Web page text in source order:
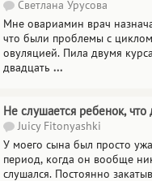
Светлана Урусова
Мне овариамин врач
что были проблемы с
овуляцией. Пила двумя
двадцать ...
Не слушается ребенок, что
Juicy Fitonyashki
У моего сына был просто
период, когда он вообще
слушался. Постоянно